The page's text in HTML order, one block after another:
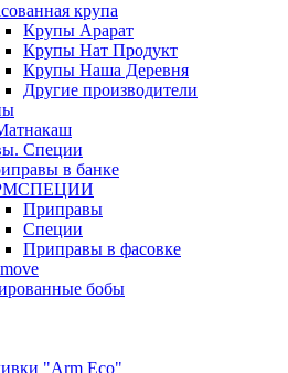
крупа
Крупы Арарат
Крупы Нат Продукт
Крупы Наша Деревня
Другие производители
Специи
в банке
Приправы
Специи
Приправы в фасовке
бобы
"Arm Eco"